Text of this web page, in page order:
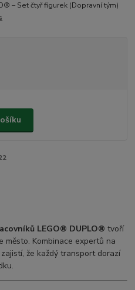
– Set čtyř figurek (Dopravní tým)
LEGO® DUPLO® tvoří
Kombinace expertů na
že každý transport dorazí